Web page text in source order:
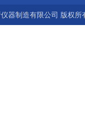
器制造有限公司 版权